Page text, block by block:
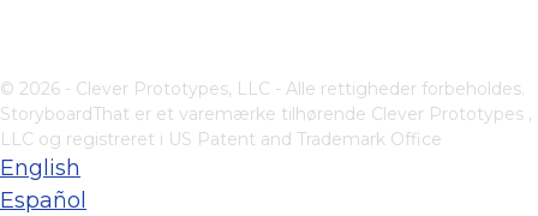
© 2026 - Clever Prototypes, LLC - Alle rettigheder forbeholdes.
StoryboardThat er et varemærke tilhørende Clever Prototypes ,
LLC og registreret i US Patent and Trademark Office
English
Español